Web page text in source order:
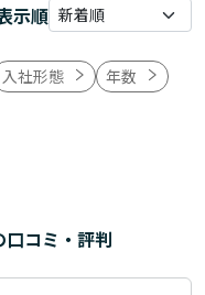
示順
入社形態
年数
口コミ・評判